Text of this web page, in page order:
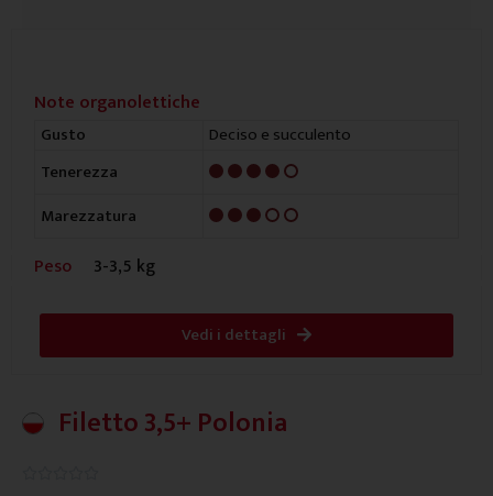
Note organolettiche
Gusto
Deciso e succulento
Tenerezza
4/5
Marezzatura 3/5
Peso 3-3,5 kg
Vedi i dettagli
Filetto 3,5+ Polonia